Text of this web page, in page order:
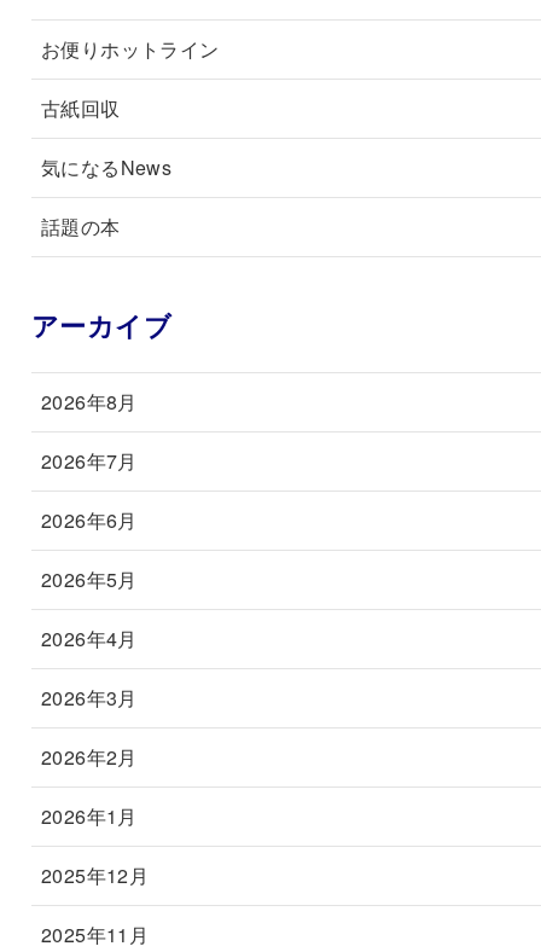
お便りホットライン
古紙回収
気になるNews
話題の本
アーカイブ
2026年8月
2026年7月
2026年6月
2026年5月
2026年4月
2026年3月
2026年2月
2026年1月
2025年12月
2025年11月